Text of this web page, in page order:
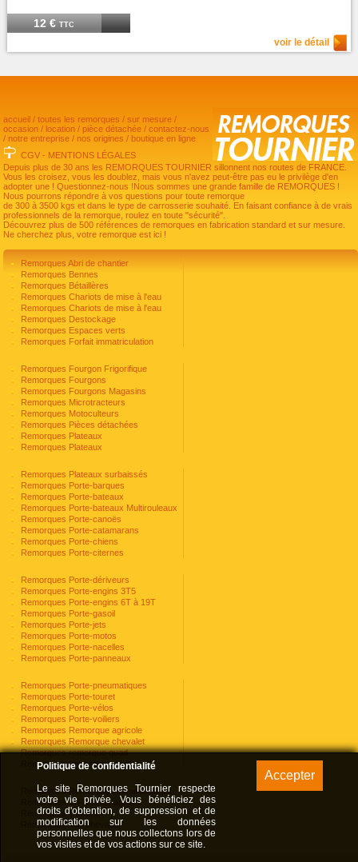
12 €TTC
voir le détail
accueil /toutes les remorques /sur mesure /
occasion / location / pièce détachée /contactez-nous
/ notre entreprise / nos origines / boutique en ligne
CGV - MENTIONS LÉGALES
Depuis plus de 30 ans les REMORQUES TOURNIER sillonnent nos routes de FRANCE.
Vous les croisez, vous les doublez, mais vous n'avez peut-être pas eu le privilège d'en
adopter une ! Questionnez-nous !Nous sommes une grande famille de REMORQUES !
Nous pourrons répondre à vos questions pour toute remorque
de 300 à 3500 kgs et dans le type de carrosserie souhaité. En faisant confiance à de vrais
professionnels de la remorque, roulez en toute "sécurité".
Découvrez plus de 500 références de remorques en fabrication standard et sur mesure.
Ne cherchez plus, votre remorque est ici !
Remorques Abri de chantier
Remorques Bennes
Remorques Bétaillères
Remorques Chariots de mise à l'eau
Remorques Chariots de mise à l'eau
Remorques Destockage
Remorques Espaces verts
Remorques Forfait immatriculation
Remorques Fourgon Frigorifique
Remorques Fourgons
Remorques Fourgons Magasins
Remorques Microtracteurs
Remorques Motoculteurs
Remorques Pièces détachées
Remorques Plateaux
Remorques Plateaux
Remorques Plateaux surbaissés
Remorques Porte-barques
Remorques Porte-bateaux
Remorques Porte-bateaux Multirouleaux
Remorques Porte-canoës
Remorques Porte-catamarans
Remorques Porte-chiens
Remorques Porte-citernes
Remorques Porte-dériveurs
Remorques Porte-engins 3T5
Remorques Porte-engins 6T à 19T
Remorques Porte-gasoil
Remorques Porte-jets
Remorques Porte-motos
Remorques Porte-nacelles
Remorques Porte-panneaux
Remorques Porte-pneumatiques
Remorques Porte-touret
Remorques Porte-vélos
Remorques Porte-voiliers
Remorques Remorque agricole
Remorques Remorque chevalet
Remorques remorque quad
Remorques remorque voiture
Remorques Remorques échafaudages
Remorques Tri-bennes agraire
Remorques Utilitaires
Remorques Van chevaux
Politique de confidentialité
Le site Remorques Tournier respecte
votre vie privée. Vous bénéficiez des
droits d'obtention, de suppression et de
modification sur les données
personnelles que nous collectons lors de
vos visites et de vos actions sur ce site.